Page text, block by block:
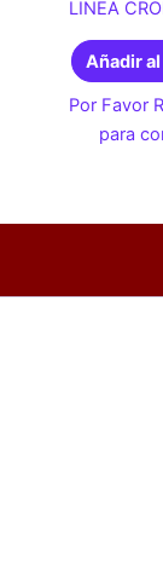
LINEA
Añadir
Por Favor
para